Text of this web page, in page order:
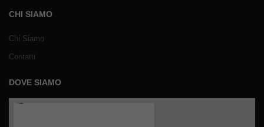
CHI SIAMO
Chi Siamo
Contatti
DOVE SIAMO